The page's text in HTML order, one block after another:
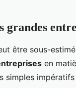
être sous-
en
simples impératifs